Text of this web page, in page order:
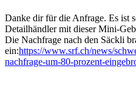
Danke dir für die Anfrage. Es ist
Detailhändler mit dieser Mini-
Die Nachfrage nach den Säckli
ein:https://www.srf.ch/news/
nachfrage-um-80-prozent-